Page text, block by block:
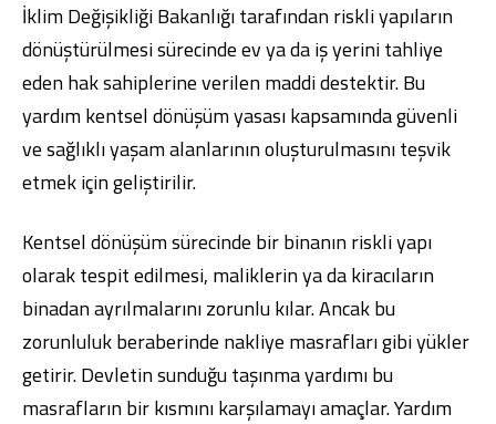
İklim Değişikliği Bakanlığı tarafından riskli yapıların
dönüştürülmesi sürecinde ev ya da iş yerini tahliye
eden hak sahiplerine verilen maddi destektir. Bu
yardım kentsel dönüşüm yasası kapsamında güvenli
ve sağlıklı yaşam alanlarının oluşturulmasını teşvik
etmek için geliştirilir.
Kentsel dönüşüm sürecinde bir binanın riskli yapı
olarak tespit edilmesi, maliklerin ya da kiracıların
binadan ayrılmalarını zorunlu kılar. Ancak bu
zorunluluk beraberinde nakliye masrafları gibi yükler
getirir. Devletin sunduğu taşınma yardımı bu
masrafların bir kısmını karşılamayı amaçlar. Yardım